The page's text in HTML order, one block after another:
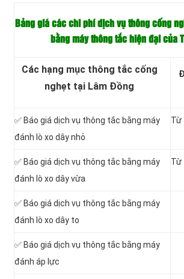
Bảng giá các chi phí dịch vụ thông cống
bằng máy thông tắc hiện đại của
Các hạng mục thông tắc cống
nghẹt tại Lâm Đồng
✅ Báo giá dịch vụ thông tắc bằng máy
đánh lò xo dây nhỏ
Từ
✅ Báo giá dịch vụ thông tắc bằng máy
đánh lò xo dây vừa
Từ
✅ Báo giá dịch vụ thông tắc bằng máy
đánh lò xo dây to
✅ Báo giá dịch vụ thông tắc bằng máy
đánh áp lực